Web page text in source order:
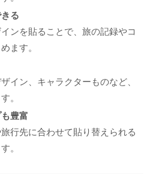
る
ンを貼ることで、旅の記録やコ
ます。
イン、キャラクターものなど、
。
豊富
行先に合わせて貼り替えられる
。